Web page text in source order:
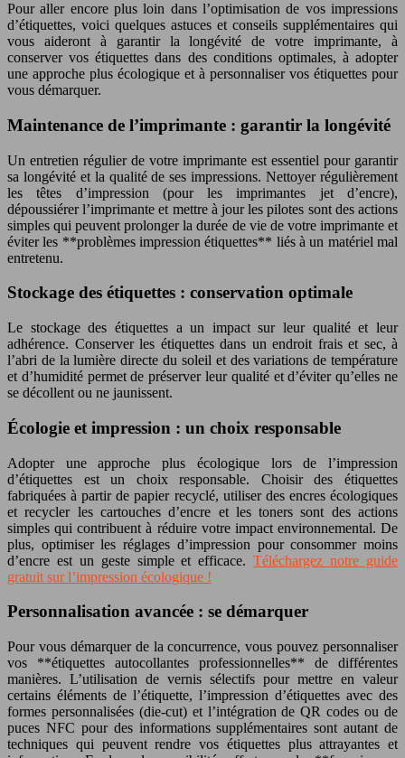
Pour aller encore plus loin dans l’optimisation de vos impressions
d’étiquettes, voici quelques astuces et conseils supplémentaires qui
vous aideront à garantir la longévité de votre imprimante, à
conserver vos étiquettes dans des conditions optimales, à adopter
une approche plus écologique et à personnaliser vos étiquettes pour
vous démarquer.
Maintenance de l’imprimante : garantir la longévité
Un entretien régulier de votre imprimante est essentiel pour garantir
sa longévité et la qualité de ses impressions. Nettoyer régulièrement
les têtes d’impression (pour les imprimantes jet d’encre),
dépoussiérer l’imprimante et mettre à jour les pilotes sont des actions
simples qui peuvent prolonger la durée de vie de votre imprimante et
éviter les **problèmes impression étiquettes** liés à un matériel mal
entretenu.
Stockage des étiquettes : conservation optimale
Le stockage des étiquettes a un impact sur leur qualité et leur
adhérence. Conserver les étiquettes dans un endroit frais et sec, à
l’abri de la lumière directe du soleil et des variations de température
et d’humidité permet de préserver leur qualité et d’éviter qu’elles ne
se décollent ou ne jaunissent.
Écologie et impression : un choix responsable
Adopter une approche plus écologique lors de l’impression
d’étiquettes est un choix responsable. Choisir des étiquettes
fabriquées à partir de papier recyclé, utiliser des encres écologiques
et recycler les cartouches d’encre et les toners sont des actions
simples qui contribuent à réduire votre impact environnemental. De
plus, optimiser les réglages d’impression pour consommer moins
d’encre est un geste simple et efficace.Téléchargez notre guide
gratuit sur l’impression écologique !
Personnalisation avancée : se démarquer
Pour vous démarquer de la concurrence, vous pouvez personnaliser
vos **étiquettes autocollantes professionnelles** de différentes
manières. L’utilisation de vernis sélectifs pour mettre en valeur
certains éléments de l’étiquette, l’impression d’étiquettes avec des
formes personnalisées (die-cut) et l’intégration de QR codes ou de
puces NFC pour des informations supplémentaires sont autant de
techniques qui peuvent rendre vos étiquettes plus attrayantes et